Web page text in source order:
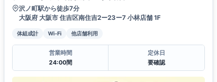
沢ノ町駅から徒歩7分
大阪府 大阪市 住吉区南住吉2ー23ー7 小林店舗 1F
体組成計 Wi-Fi 他店舗利用
営業時間
24:00間
定休日
要確認